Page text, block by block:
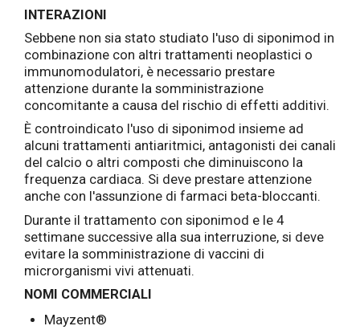
INTERAZIONI
Sebbene non sia stato studiato l'uso di siponimod in
combinazione con altri trattamenti neoplastici o
immunomodulatori, è necessario prestare
attenzione durante la somministrazione
concomitante a causa del rischio di effetti additivi.
È controindicato l'uso di siponimod insieme ad
alcuni trattamenti antiaritmici, antagonisti dei canali
del calcio o altri composti che diminuiscono la
frequenza cardiaca. Si deve prestare attenzione
anche con l'assunzione di farmaci beta-bloccanti.
Durante il trattamento con siponimod e le 4
settimane successive alla sua interruzione, si deve
evitare la somministrazione di vaccini di
microrganismi vivi attenuati.
NOMI COMMERCIALI
Mayzent®